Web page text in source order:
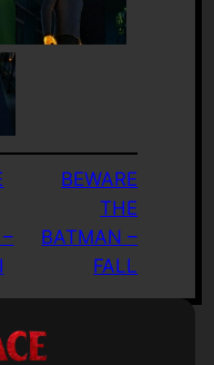
BEWARE
THE
BATMAN –
FALL